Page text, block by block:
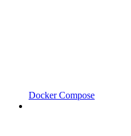
Docker Compose